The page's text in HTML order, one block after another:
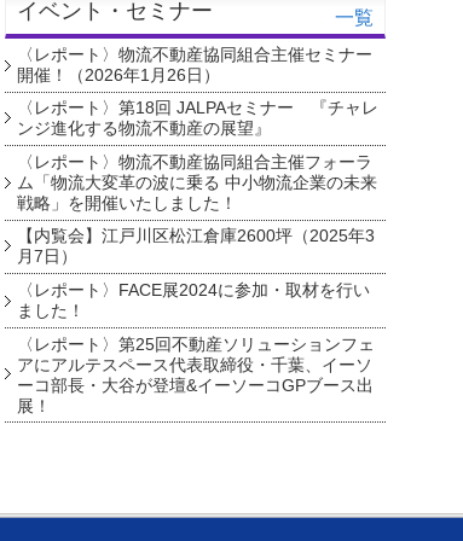
イベント・セミナー 一覧
〈レポート〉物流不動産協同組合主催セミナー
開催！（2026年1月26日）
〈レポート〉第18回 JALPAセミナー 『チャレ
ンジ進化する物流不動産の展望』
〈レポート〉物流不動産協同組合主催フォーラ
ム「物流大変革の波に乗る 中小物流企業の未来
戦略」を開催いたしました！
【内覧会】江戸川区松江倉庫2600坪（2025年3
月7日）
〈レポート〉FACE展2024に参加・取材を行い
ました！
〈レポート〉第25回不動産ソリューションフェ
アにアルテスペース代表取締役・千葉、イーソ
ーコ部長・大谷が登壇&イーソーコGPブース出
展！